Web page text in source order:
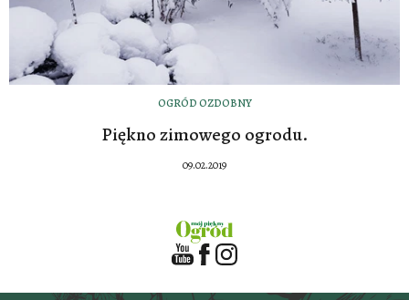
OGRÓD OZDOBNY
Piękno zimowego ogrodu.
09.02.2019